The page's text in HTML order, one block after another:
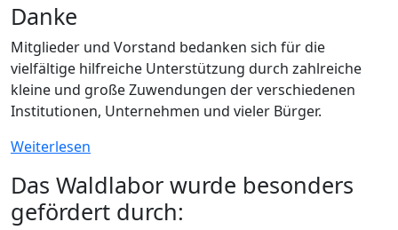
Danke
Mitglieder und Vorstand bedanken sich für die
vielfältige hilfreiche Unterstützung durch zahlreiche
kleine und große Zuwendungen der verschiedenen
Institutionen, Unternehmen und vieler Bürger.
Weiterlesen
Das Waldlabor wurde besonders
gefördert durch: